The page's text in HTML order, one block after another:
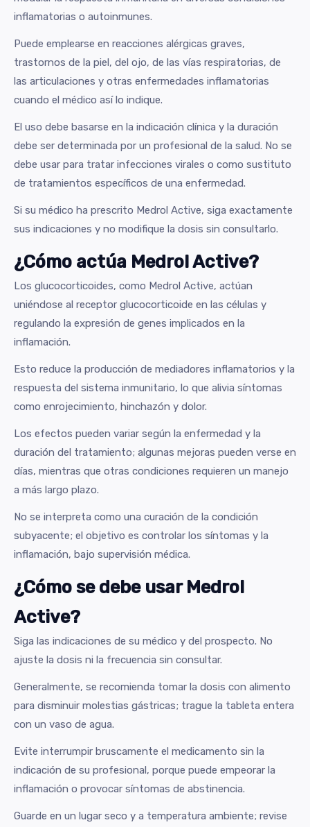
inflamatorias o autoinmunes.
Puede emplearse en reacciones alérgicas graves,
trastornos de la piel, del ojo, de las vías respiratorias, de
las articulaciones y otras enfermedades inflamatorias
cuando el médico así lo indique.
El uso debe basarse en la indicación clínica y la duración
debe ser determinada por un profesional de la salud. No se
debe usar para tratar infecciones virales o como sustituto
de tratamientos específicos de una enfermedad.
Si su médico ha prescrito Medrol Active, siga exactamente
sus indicaciones y no modifique la dosis sin consultarlo.
¿Cómo actúa Medrol Active?
Los glucocorticoides, como Medrol Active, actúan
uniéndose al receptor glucocorticoide en las células y
regulando la expresión de genes implicados en la
inflamación.
Esto reduce la producción de mediadores inflamatorios y la
respuesta del sistema inmunitario, lo que alivia síntomas
como enrojecimiento, hinchazón y dolor.
Los efectos pueden variar según la enfermedad y la
duración del tratamiento; algunas mejoras pueden verse en
días, mientras que otras condiciones requieren un manejo
a más largo plazo.
No se interpreta como una curación de la condición
subyacente; el objetivo es controlar los síntomas y la
inflamación, bajo supervisión médica.
¿Cómo se debe usar Medrol
Active?
Siga las indicaciones de su médico y del prospecto. No
ajuste la dosis ni la frecuencia sin consultar.
Generalmente, se recomienda tomar la dosis con alimento
para disminuir molestias gástricas; trague la tableta entera
con un vaso de agua.
Evite interrumpir bruscamente el medicamento sin la
indicación de su profesional, porque puede empeorar la
inflamación o provocar síntomas de abstinencia.
Guarde en un lugar seco y a temperatura ambiente; revise